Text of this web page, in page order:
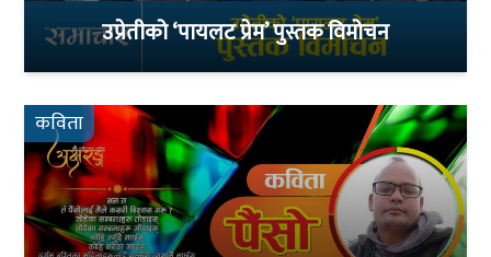
उप्रेतीको ‘पायलट प्रेम’ पुस्तक विमोचन
कविता